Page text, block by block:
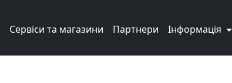
Сервіси та магазини Партнери Інформація